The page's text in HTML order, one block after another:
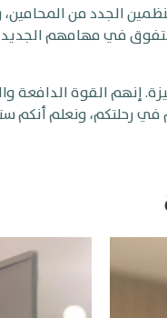
الجدد من
والتفوق في مهامهم
إنهم القوة الدافعة
ونعلم أنكم